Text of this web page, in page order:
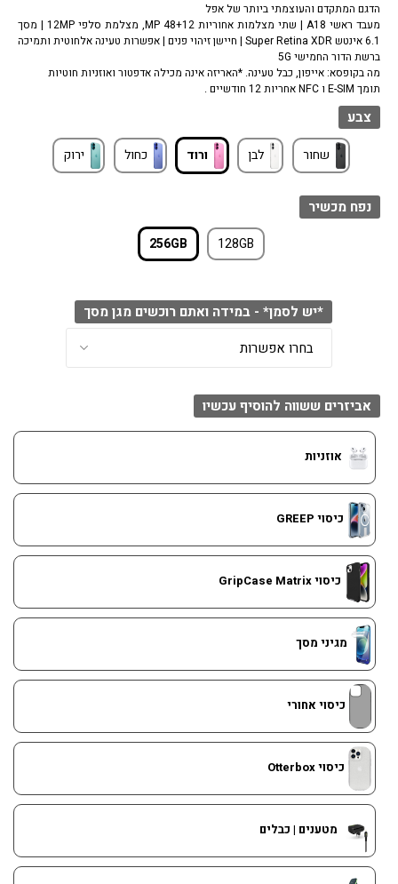
הדגם המתקדם והעוצמתי ביותר של אפל
מעבד ראשי A18 | שתי מצלמות אחוריות 48+12 MP, מצלמת סלפי 12MP | מסך
6.1 אינטש Super Retina XDR | חיישן זיהוי פנים | אפשרות טעינה אלחוטית ותמיכה
ברשת הדור החמישי 5G
מה בקופסא: אייפון, כבל טעינה. *האריזה אינה מכילה אדפטור ואוזניות חוטיות
תומך E-SIM ו NFC אחריות 12 חודשיים .
צבע
שחור לבן ורוד כחול ירוק
נפח מכשיר
128GB
256GB
*יש לסמן* - במידה ואתם רוכשים מגן מסך
אביזרים ששווה להוסיף עכשיו
אוזניות
כיסוי GREEP
כיסוי GripCase Matrix
מגיני מסך
כיסוי אחורי
כיסוי Otterbox
מטענים | כבלים